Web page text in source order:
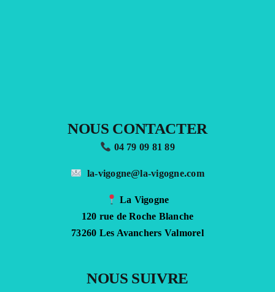
NOUS CONTACTER
04 79 09 81 89
la-vigogne@la-vigogne.com
La Vigogne
120 rue de Roche Blanche
73260 Les Avanchers Valmorel
NOUS SUIVRE